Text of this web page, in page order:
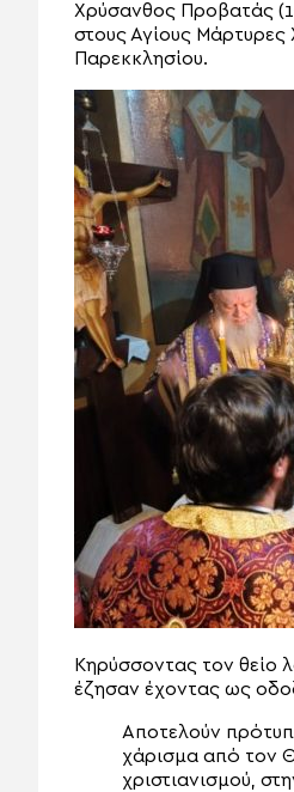
Χρύσανθος Προβατάς
στους Αγίους Μάρτυρες
Παρεκκλησίου.
Κηρύσσοντας τον θείο
έζησαν έχοντας ως
Αποτελούν
χάρισμα από τον
χριστιανισμού,